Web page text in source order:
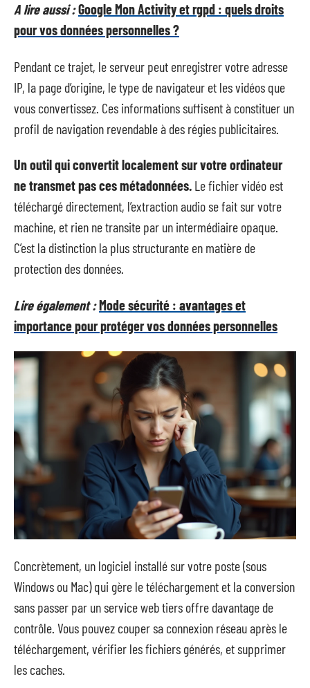
A lire aussi :Google Mon Activity et rgpd : quels droits
pour vos données personnelles ?
Pendant ce trajet, le serveur peut enregistrer votre adresse
IP, la page d’origine, le type de navigateur et les vidéos que
vous convertissez. Ces informations suffisent à constituer un
profil de navigation revendable à des régies publicitaires.
Un outil qui convertit localement sur votre ordinateur
ne transmet pas ces métadonnées. Le fichier vidéo est
téléchargé directement, l’extraction audio se fait sur votre
machine, et rien ne transite par un intermédiaire opaque.
C’est la distinction la plus structurante en matière de
protection des données.
Lire également :Mode sécurité : avantages et
importance pour protéger vos données personnelles
Concrètement, un logiciel installé sur votre poste (sous
Windows ou Mac) qui gère le téléchargement et la conversion
sans passer par un service web tiers offre davantage de
contrôle. Vous pouvez couper sa connexion réseau après le
téléchargement, vérifier les fichiers générés, et supprimer
les caches.